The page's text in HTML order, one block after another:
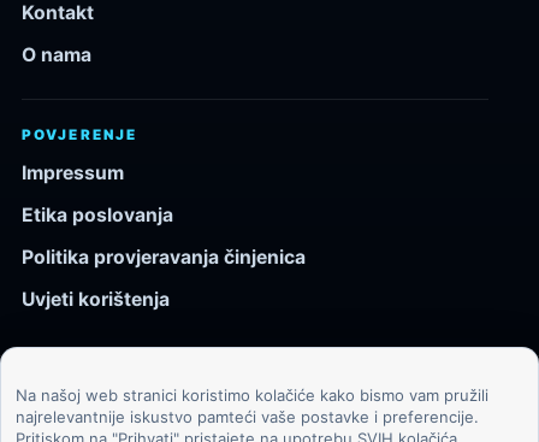
Kontakt
O nama
POVJERENJE
Impressum
Etika poslovanja
Politika provjeravanja činjenica
Uvjeti korištenja
© 2026 Kozmos.hr. Sva prava pridržana.
Na našoj web stranici koristimo kolačiće kako bismo vam pružili
najrelevantnije iskustvo pamteći vaše postavke i preferencije.